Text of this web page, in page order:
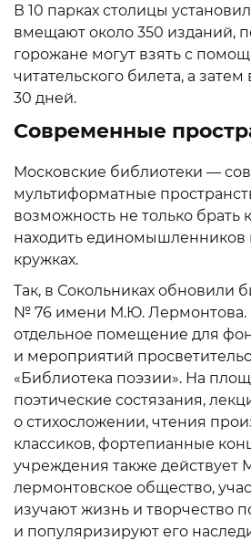
В 10 парках столицы
вмещают около 350 изданий,
горожане могут взять с
читательского билета, а
30 дней.
Современные
Московские библиотеки —
мультиформатные
возможность не только брать
находить единомышленников
кружках.
Так, в Сокольниках обновили
№ 76 имени М.Ю. Лермонтова.
отдельное помещение для
и мероприятий
«Библиотека поэзии». На
поэтические состязания,
о стихосложении, чтения
классиков, фортепианные
учреждения также действует
лермонтовское общество,
изучают жизнь и творчество
и популяризируют его